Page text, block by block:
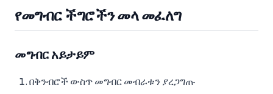
የመግብር ችግሮችን መላ መፈለግ
መግብር አይታይም
በቅንብሮች ውስጥ መግብር መብራቱን ያረጋግጡ